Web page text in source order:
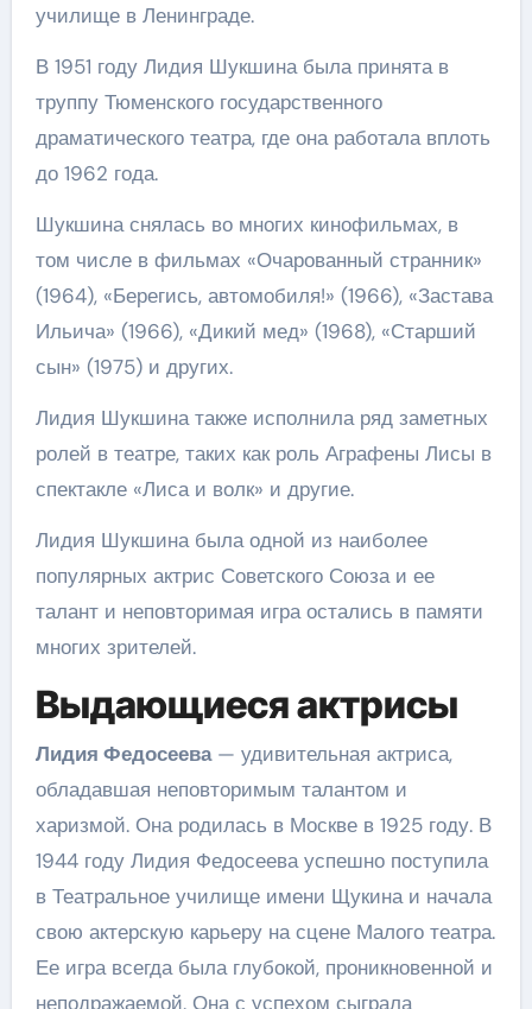
училище в Ленинграде.
В 1951 году Лидия Шукшина была принята в
труппу Тюменского государственного
драматического театра, где она работала вплоть
до 1962 года.
Шукшина снялась во многих кинофильмах, в
том числе в фильмах «Очарованный странник»
(1964), «Берегись, автомобиля!» (1966), «Застава
Ильича» (1966), «Дикий мед» (1968), «Старший
сын» (1975) и других.
Лидия Шукшина также исполнила ряд заметных
ролей в театре, таких как роль Аграфены Лисы в
спектакле «Лиса и волк» и другие.
Лидия Шукшина была одной из наиболее
популярных актрис Советского Союза и ее
талант и неповторимая игра остались в памяти
многих зрителей.
Выдающиеся актрисы
Лидия Федосеева— удивительная актриса,
обладавшая неповторимым талантом и
харизмой. Она родилась в Москве в 1925 году. В
1944 году Лидия Федосеева успешно поступила
в Театральное училище имени Щукина и начала
свою актерскую карьеру на сцене Малого театра.
Ее игра всегда была глубокой, проникновенной и
неподражаемой. Она с успехом сыграла